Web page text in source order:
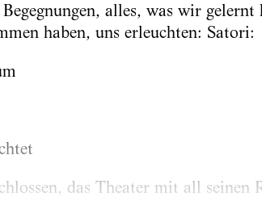
alles, was wir
haben, uns erleuchten: Satori:
das Theater mit all seinen